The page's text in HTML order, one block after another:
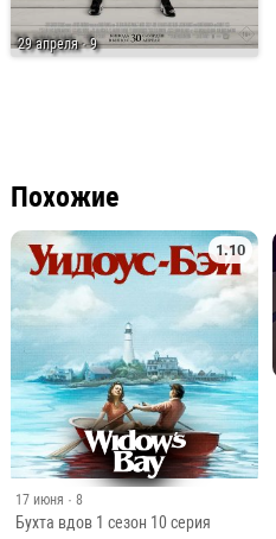
29 апреля· 9
Похожие
1.10
17 июня · 8
Бухта вдов 1 сезон 10 серия